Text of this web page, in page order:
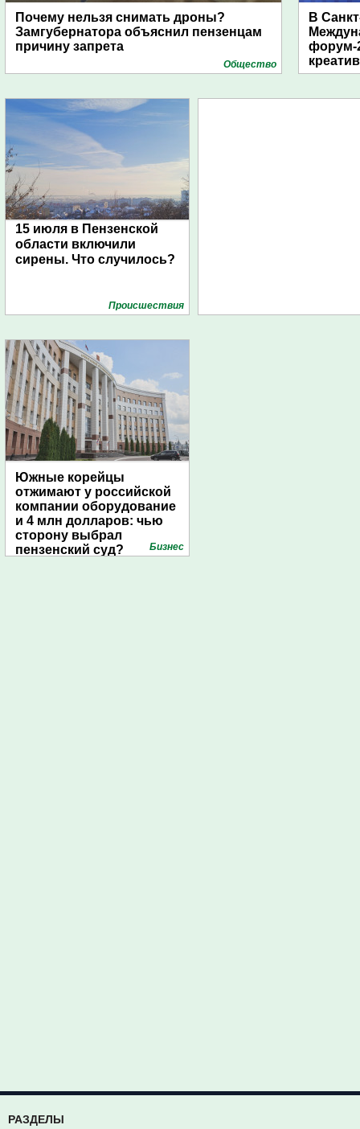
Почему нельзя снимать дроны?
Замгубернатора объяснил пензенцам
причину запрета
Общество
В
форум-
15 июля в Пензенской
области включили
сирены. Что случилось?
Проиcшествия
Южные корейцы
отжимают у российской
компании оборудование
и 4 млн долларов: чью
сторону выбрал
пензенский суд?
Бизнес
РАЗДЕЛЫ